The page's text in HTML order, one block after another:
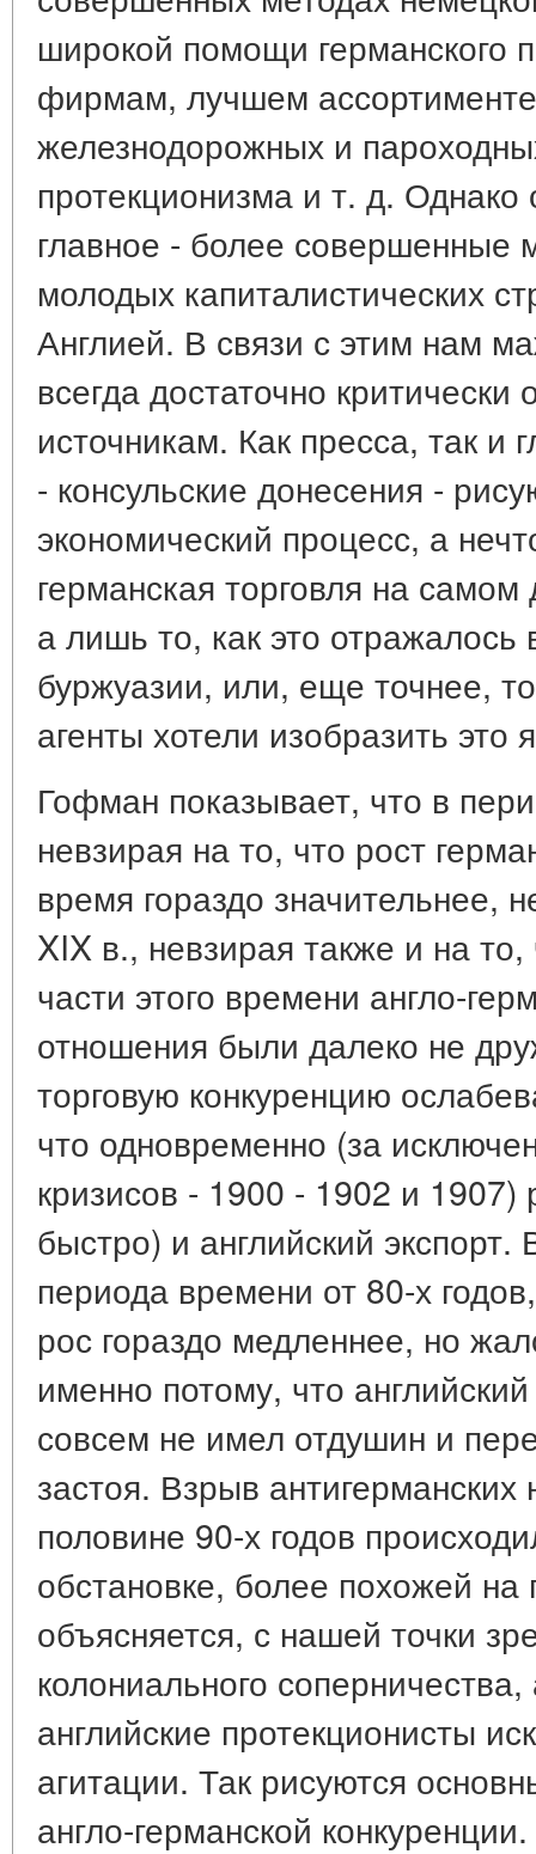
широкой помощи германского
фирмам, лучшем
железнодорожных и
протекционизма и т. д. Однако
главное - более совершенные
молодых капиталистических
Англией. В связи с этим нам
всегда достаточно критически
источникам. Как пресса, так и
- консульские донесения -
экономический процесс, а
германская торговля на
а лишь то, как это отражалось
буржуазии, или, еще точнее,
агенты хотели изобразить это
Гофман показывает, что в
невзирая на то, что рост
время гораздо значительнее,
XIX в., невзирая также и на
части этого времени англо-
отношения были далеко не
торговую конкуренцию
что одновременно (за
кризисов - 1900 - 1902 и 1907)
быстро) и английский экспорт.
периода времени от 80-х
рос гораздо медленнее, но
именно потому, что
совсем не имел отдушин и
застоя. Взрыв
половине 90-х годов
обстановке, более похожей
объясняется, с нашей точки
колониального
английские протекционисты
агитации. Так рисуются
англо-германской конкуренции.